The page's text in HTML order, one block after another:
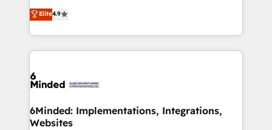
technology for integrations • Multilingual team:
English, Spanish, Portuguese & Italian 👉 Grow
smarter with AI and HubSpot.
healthcare, real estate, and other industries. With
150+ HubSpot-certified experts, we deliver scalable
solutions to complex GTM and RevOps challenges.
Our Expertise 🔹 Onboarding & Implementation:
tailored to your GTM motion. 🔹 Migrations:
from other CRMs to HubSpot without data loss or
downtime. 🔹 RevOps Strategy: Align teams,
Elite4.9
6Minded: Implementations, Integrations,
Websites